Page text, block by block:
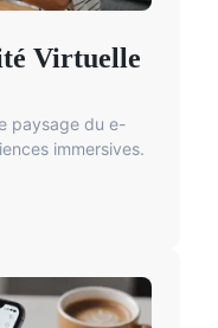
Virtuelle
paysage du e-
immersives.